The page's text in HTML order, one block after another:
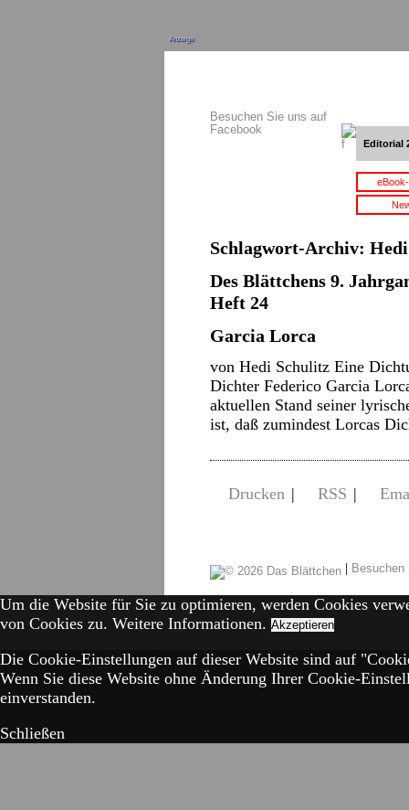
Anzeige
Besuchen Sie uns auf
Facebook
Editorial
Schlagwort-Archiv:
Des Blättchens 9.
Heft 24
Garcia Lorca
von Hedi Schulitz Eine
Dichter Federico Garcia
aktuellen Stand seiner
ist, daß zumindest Lorcas
Drucken | RSS |
|
Um die Website für Sie zu optimieren, werden Cookies
von Cookies zu. Weitere Informationen. Akzeptieren
Die Cookie-Einstellungen auf dieser Website sind auf
Wenn Sie diese Website ohne Änderung Ihrer Cookie-
einverstanden.
Schließen